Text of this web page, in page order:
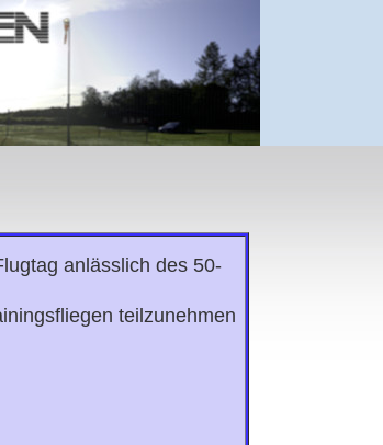
anlässlich des 50-
teilzunehmen